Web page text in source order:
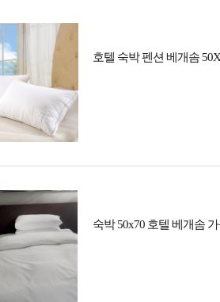
호텔 숙박 펜션 베개솜
숙박 50x70 호텔 베개솜